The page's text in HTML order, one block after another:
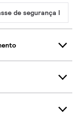
de segurança I